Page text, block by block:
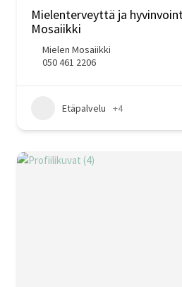
Mielenterveyttä ja
Mosaiikki
Mielen Mosaiikki
050 461 2206
Etäpalvelu +4